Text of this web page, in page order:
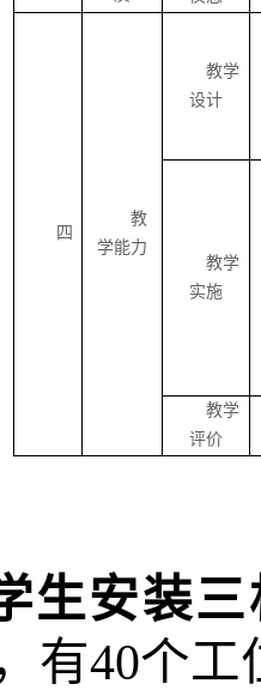
四
教
学能力
教学
设计
教学
实施
教学
评价
生安装
有40个工